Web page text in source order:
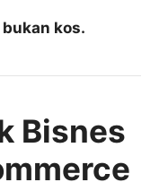
kos.
Bisnes